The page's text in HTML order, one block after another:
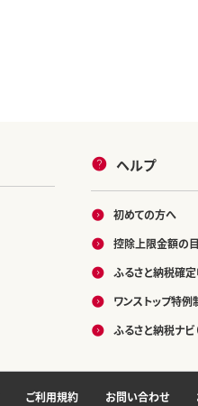
ヘルプ
初めての方へ
控除上限金額の
ふるさと納税確
ワンストップ特例
ふるさと納税ナビ
ご利用規約 お問い合わせ